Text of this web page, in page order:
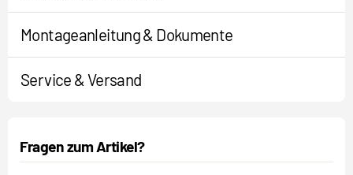
Montageanleitung & Dokumente
Service & Versand
Fragen zum Artikel?